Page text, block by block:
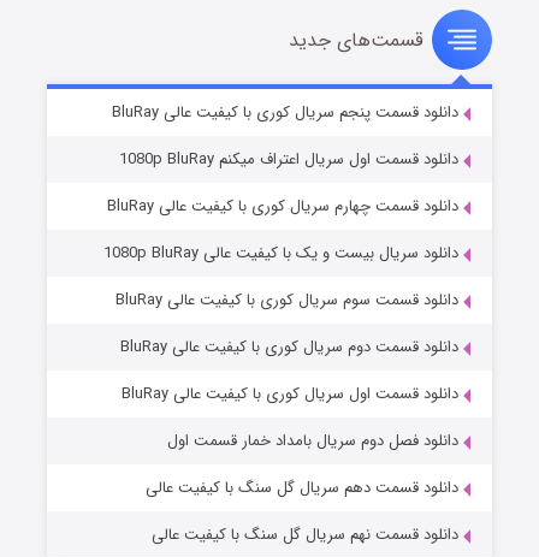
سریال زشت
قسمت۵ (زیرنویس) منتشر شد
وستی ها
قسمت۱ (زیرنویس) منتشر شد
قسمت‌های جدید
دانلود قسمت پنجم سریال کوری با کیفیت عالی BluRay
دانلود قسمت اول سریال اعتراف میکنم 1080p BluRay
دانلود قسمت چهارم سریال کوری با کیفیت عالی BluRay
دانلود سریال بیست و یک با کیفیت عالی 1080p BluRay
دانلود قسمت سوم سریال کوری با کیفیت عالی BluRay
دانلود قسمت دوم سریال کوری با کیفیت عالی BluRay
دانلود قسمت اول سریال کوری با کیفیت عالی BluRay
دانلود فصل دوم سریال بامداد خمار قسمت اول
دانلود قسمت دهم سریال گل سنگ با کیفیت عالی
دانلود قسمت نهم سریال گل سنگ با کیفیت عالی